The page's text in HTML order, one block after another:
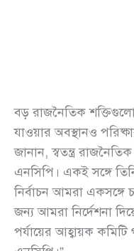
বড় রাজনৈতিক
যাওয়ার অবস্থানও
জানান, স্বতন্ত্র
এনসিপি। একই সঙ্গে
নির্বাচন আমরা একসঙ্গে
জন্য আমরা নির্দেশনা
পর্যায়ের আহ্বায়ক